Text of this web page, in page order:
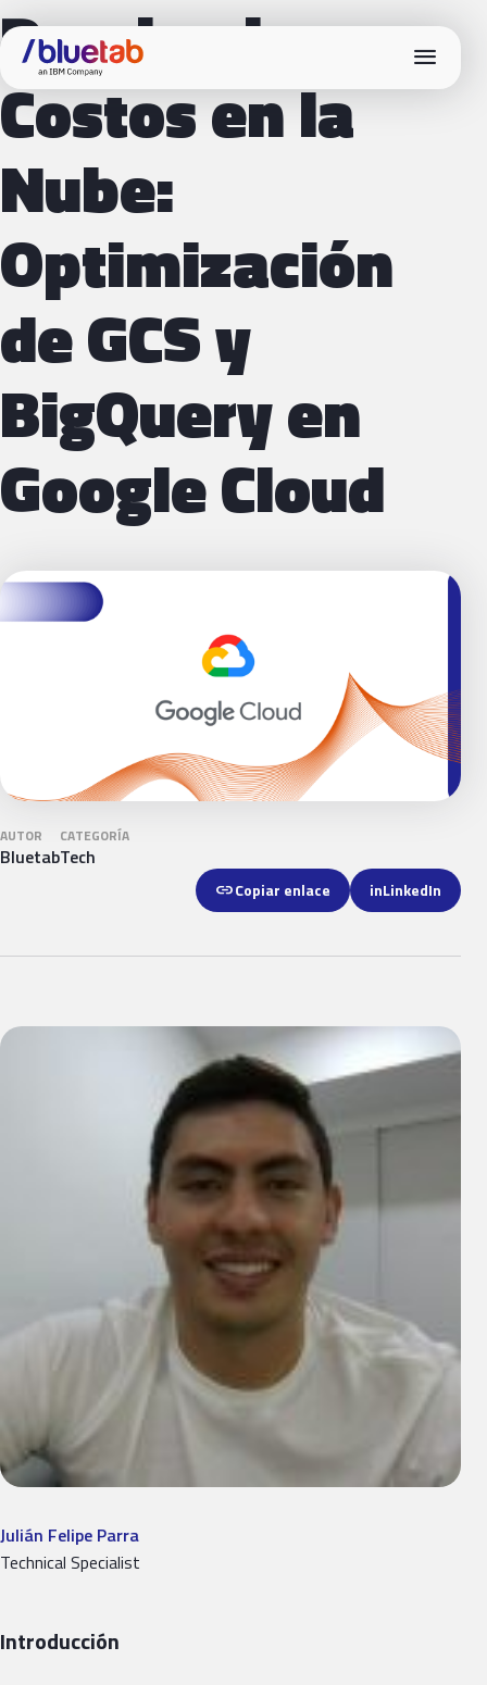
menu
Domina los
Costos en la
Nube:
Optimización
de GCS y
BigQuery en
Google Cloud
AUTOR
Bluetab
CATEGORÍA
Tech
linkCopiar enlace inLinkedIn
Julián Felipe Parra
Technical Specialist
Introducción